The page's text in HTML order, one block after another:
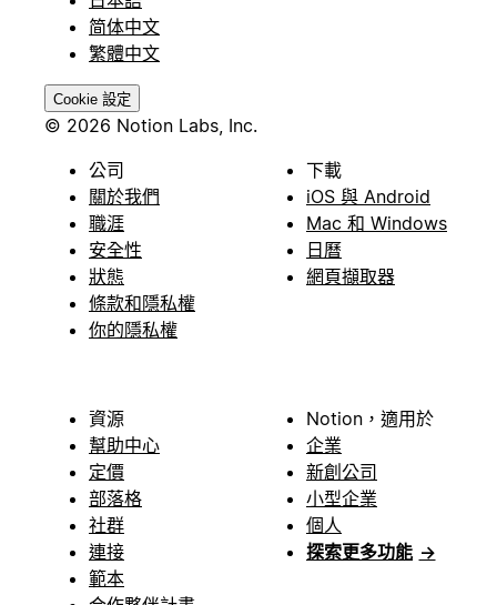
简体中文
繁體中文
Cookie 設定
© 2026 Notion Labs, Inc.
公司
關於我們
職涯
安全性
狀態
條款和隱私權
你的隱私權
下載
iOS 與 Android
Mac 和 Windows
日曆
網頁擷取器
資源
幫助中心
定價
部落格
社群
連接
範本
Notion，適用於
企業
新創公司
小型企業
個人
探索更多功能 →